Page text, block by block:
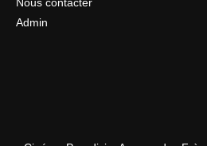
Nous contacter
Admin